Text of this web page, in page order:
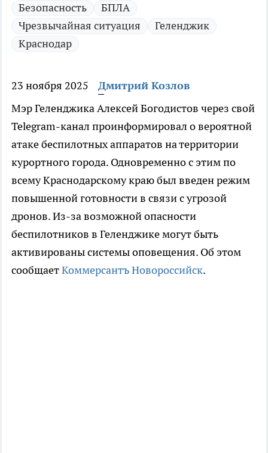
Безопасность
БПЛА
Чрезвычайная ситуация
Геленджик
Краснодар
23 ноября 2025
Дмитрий Козлов
Мэр Геленджика Алексей Богодистов через свой
Telegram-канал проинформировал о вероятной
атаке беспилотных аппаратов на территории
курортного города. Одновременно с этим по
всему Краснодарскому краю был введен режим
повышенной готовности в связи с угрозой
дронов. Из-за возможной опасности
беспилотников в Геленджике могут быть
активированы системы оповещения. Об этом
сообщаетКоммерсантъ Новороссийск.